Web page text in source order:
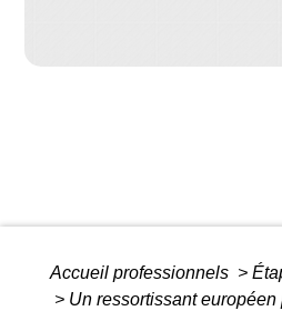
Accueil professionnels >
> Un ressortissant